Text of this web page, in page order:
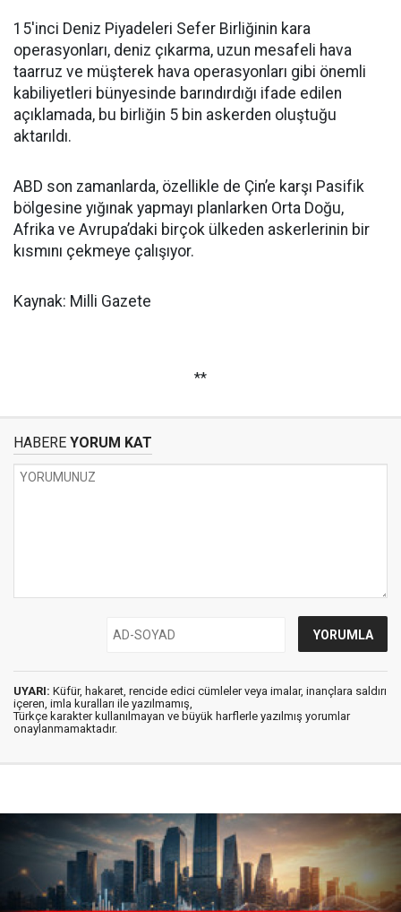
15'inci Deniz Piyadeleri Sefer Birliğinin kara
operasyonları, deniz çıkarma, uzun mesafeli hava
taarruz ve müşterek hava operasyonları gibi önemli
kabiliyetleri bünyesinde barındırdığı ifade edilen
açıklamada, bu birliğin 5 bin askerden oluştuğu
aktarıldı.
ABD son zamanlarda, özellikle de Çin’e karşı Pasifik
bölgesine yığınak yapmayı planlarken Orta Doğu,
Afrika ve Avrupa’daki birçok ülkeden askerlerinin bir
kısmını çekmeye çalışıyor.
Kaynak: Milli Gazete
**
HABERE YORUM KAT
UYARI: Küfür, hakaret, rencide edici cümleler veya imalar, inançlara saldırı
içeren, imla kuralları ile yazılmamış,
Türkçe karakter kullanılmayan ve büyük harflerle yazılmış yorumlar
onaylanmamaktadır.